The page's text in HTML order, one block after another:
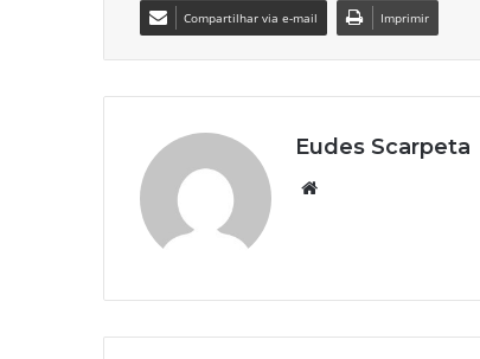
Compartilhar via e-mail Imprimir
Eudes Scarpeta